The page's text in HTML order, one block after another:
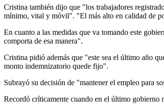
Cristina también dijo que "los trabajadores
mínimo, vital y móvil". "El más alto en calidad de
En cuanto a las medidas que va tomando este
comporta de esa manera".
Cristina pidió además que "este sea el último año
monto indemnizatorio quede fijo".
Subrayó su decisión de "mantener el empleo para
Recordó críticamente cuando en el último gobierno